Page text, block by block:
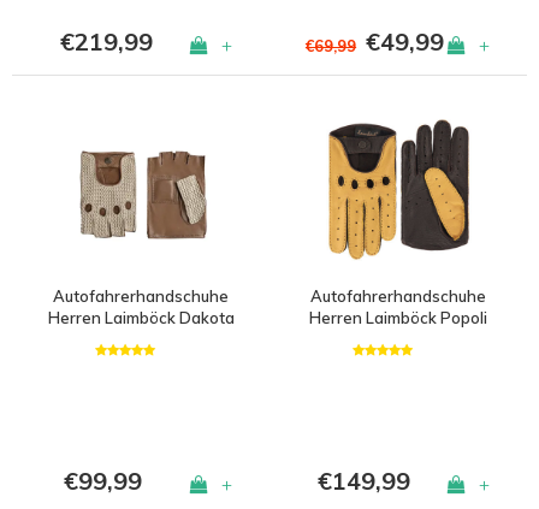
€219,99 + €69,99 €49,99 +
Autofahrerhandschuhe
Herren Laimböck Dakota
€99,99 +
Autofahrerhandschuhe
Herren Laimböck Popoli
€149,99 +